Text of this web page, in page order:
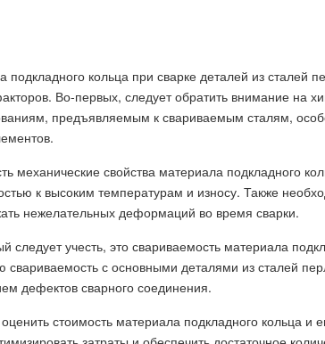
кольца при сварке деталей из сталей
Во-первых, следует обратить внимание на
предъявляемым к свариваемым сталям,
механические свойства материала подкладного
к высоким температурам и износу. Также
нежелательных деформаций во время сварки.
следует учесть, это свариваемость материала
свариваемость с основными деталями из сталей
дефектов сварного соединения.
стоимость материала подкладного кольца и